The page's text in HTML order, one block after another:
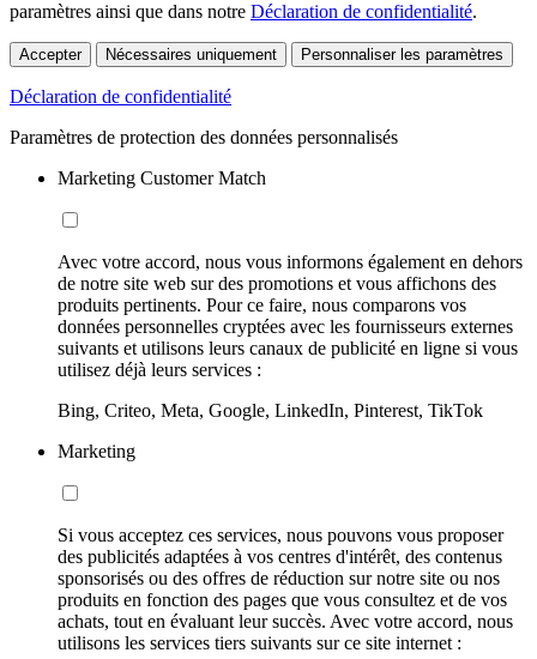
paramètres ainsi que dans notre Déclaration de confidentialité.
Accepter Nécessaires uniquement Personnaliser les paramètres
Déclaration de confidentialité
Paramètres de protection des données personnalisés
Marketing Customer Match
Avec votre accord, nous vous informons également en dehors
de notre site web sur des promotions et vous affichons des
produits pertinents. Pour ce faire, nous comparons vos
données personnelles cryptées avec les fournisseurs externes
suivants et utilisons leurs canaux de publicité en ligne si vous
utilisez déjà leurs services :
Bing, Criteo, Meta, Google, LinkedIn, Pinterest, TikTok
Marketing
Si vous acceptez ces services, nous pouvons vous proposer
des publicités adaptées à vos centres d'intérêt, des contenus
sponsorisés ou des offres de réduction sur notre site ou nos
produits en fonction des pages que vous consultez et de vos
achats, tout en évaluant leur succès. Avec votre accord, nous
utilisons les services tiers suivants sur ce site internet :